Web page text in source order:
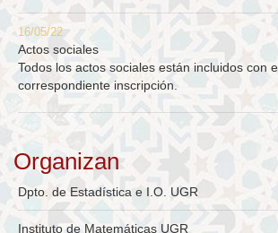
16/05/22
Actos sociales
Todos los actos sociales están incluidos con
correspondiente inscripción.
Organizan
Dpto. de Estadística e I.O. UGR
Instituto de Matemáticas UGR